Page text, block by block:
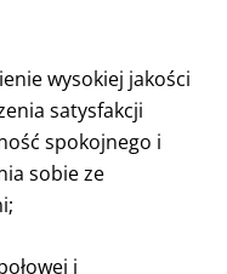
wysokiej jakości
satysfakcji
spokojnego i
sobie ze
i